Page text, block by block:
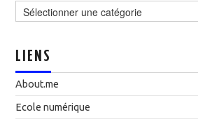
LIENS
About.me
Ecole numérique